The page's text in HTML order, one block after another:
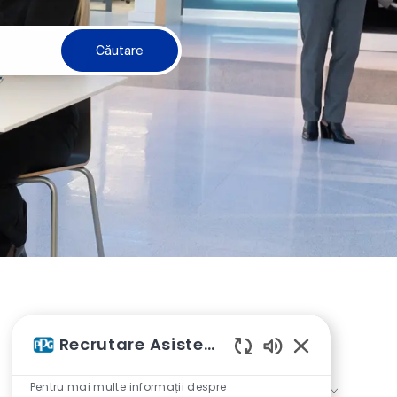
Căutare
Sortează după:
Recrutare Asistent AI
Pentru mai multe informații despre